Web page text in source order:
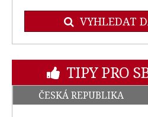
VYHLEDAT
TIPY PRO
ČESKÁ REPUBLIKA